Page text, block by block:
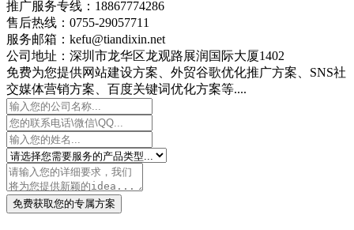
推广服务专线：18867774286
售后热线：0755-29057711
服务邮箱：kefu@tiandixin.net
公司地址：深圳市龙华区龙观路展润国际大厦1402
免费为您提供网站建设方案、外贸谷歌优化推广方案、SNS社
交媒体营销方案、百度关键词优化方案等....
免费获取您的专属方案